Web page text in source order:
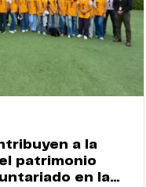
a la
patrimonio
en la